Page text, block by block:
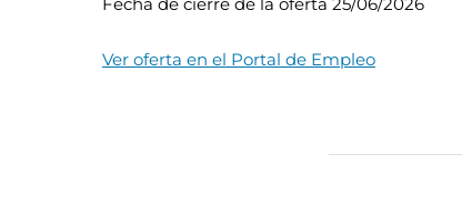
Ver oferta en el Portal de Empleo